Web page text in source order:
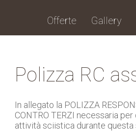
Polizza RC
In allegato la POLIZZA
CONTRO TERZI necessaria
attività sciistica durante questa
Offerte Gallery